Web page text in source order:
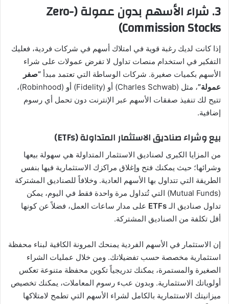
3. شراء الأسهم بدون عمولة (Zero-
Commission Stocks)
إذا كانت لديك رغبة قوية في امتلاك أسهم في شركات فردية، فعليك
التفكير في استخدام منصات تداول لا تفرض عمولات على شراء
الأسهم بكميات صغيرة. شركات الوساطة التي تعتمد مبدأ “صفر
عمولة”
، مثل (Charles Schwab) أو (Fidelity) أو (Robinhood)،
تتيح لك تنفيذ صفقات الأسهم عبر الإنترنت دون تحمل أي رسوم
إضافية.
بيع وشراء صناديق الاستثمار المتداولة (ETFs)
من المزايا الكبرى لصناديق الاستثمار المتداولة هي سهولة بيعها
وشرائها؛ حيث يمكنك فتح وإغلاق مراكزك الاستثمارية فيها بنفس
الطريقة التي تتداول بها الأسهم العادية. وخلافاً للصناديق المشتركة
(Mutual Funds) التي تُتداول مرة واحدة فقط في اليوم، يمكن
تداول صناديق الـ ETFs على مدار ساعات العمل، فضلاً عن كونها
أقل تكلفة من الصناديق المشتركة.
إن الاستثمار في الأسهم الفردية يمنحك المرونة الكافية لبناء محفظة
استثمارية مخصصة حسب تفضيلاتك. ومن خلال عمليات الشراء
الصغيرة والمستمرة، يمكنك تدريجياً تكوين محفظة متنوعة تعكس
أولوياتك الاستثمارية. وبدون عبء رسوم المعاملات، يمكنك تخصيص
ميزانيتك الاستثمارية بالكامل لشراء الأسهم التي تطمح لامتلاكها